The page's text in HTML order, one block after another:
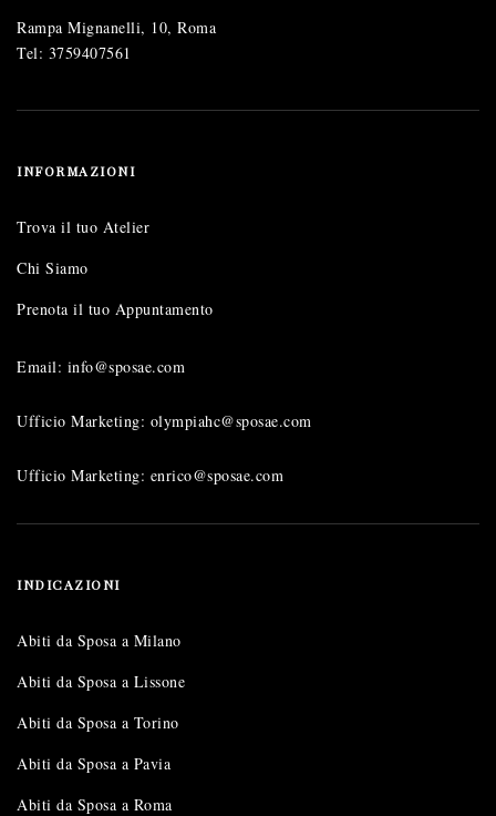
Rampa Mignanelli, 10, Roma
Tel: 3759407561
INFORMAZIONI
Trova il tuo Atelier
Chi Siamo
Prenota il tuo Appuntamento
Email: info@sposae.com
Ufficio Marketing: olympiahc@sposae.com
Ufficio Marketing: enrico@sposae.com
INDICAZIONI
Abiti da Sposa a Milano
Abiti da Sposa a Lissone
Abiti da Sposa a Torino
Abiti da Sposa a Pavia
Abiti da Sposa a Roma